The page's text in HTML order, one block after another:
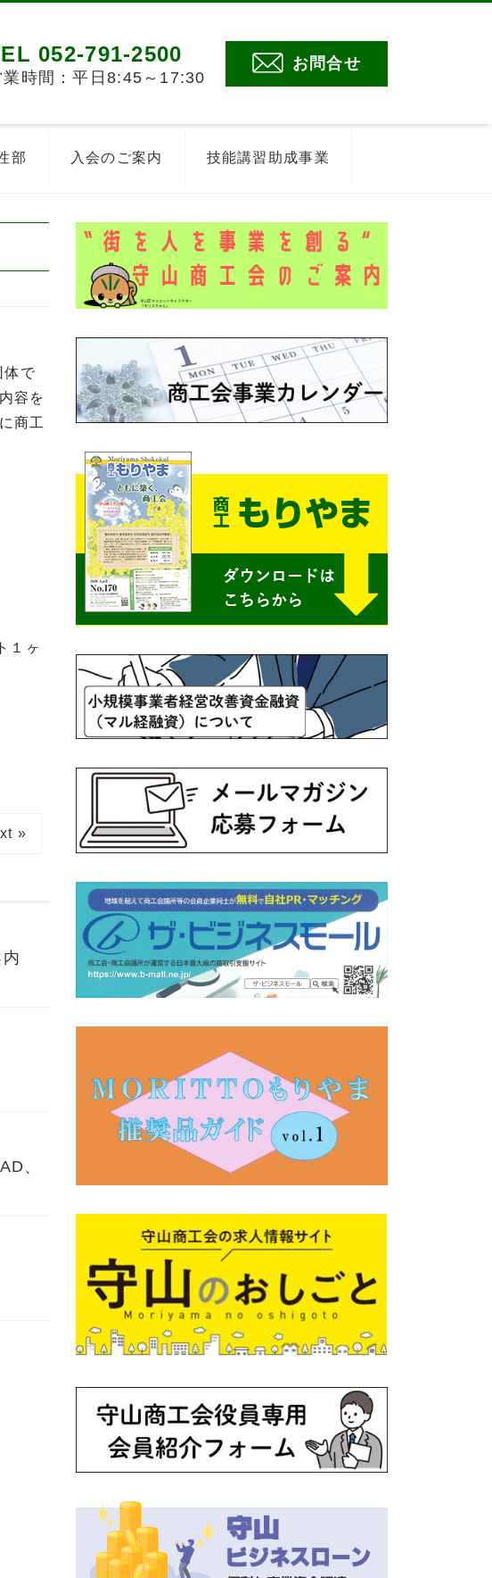
052-791-2500
業時間：平日8:45～17:30
お問合せ
部 入会のご案内 技能講習助成事業
体で
容を
商工
１ヶ
»
、